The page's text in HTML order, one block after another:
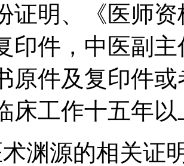
证明、《医师
印件，中医副
原件及复印件
床工作十五年
术渊源的相关证